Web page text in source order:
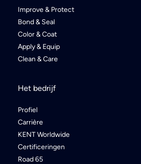
Improve & Protect
Bond & Seal
Color & Coat
Apply & Equip
Clean & Care
Het bedrijf
Profiel
Carrière
KENT Worldwide
Certificeringen
Road 65